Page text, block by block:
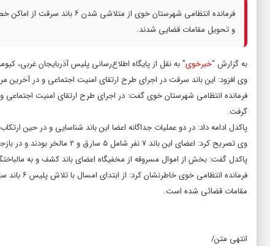
و تحویل مقامات قضایی شدند.
به گزارش “خبرخوی” به نقل از پایگاه اطلاع‌رسانی پلیس آذربایجان غربی،
وی افزود: این باند سرقت در اجرای طرح ارتقای امنیت اجتماعی و در
فرمانده انتظامی شهرستان خوی گفت: در اجرای طرح ارتقای امنیت
گرفت.
پاکدل ادامه داد: در دو عملیات جداگانه اعضا این باند شناسایی و در حین
وی تصریح کرد: اعضای این باند ۷ نفر شامل ۵ سارق و ۲ مالخر بودند و در بازجویی تخصصی به ۴۰ فقره سرقت از اماکن خصوصی و سیم و کابل برق اعتراف کردند.
پاکدل گفت: بخش از اموال مسروقه از مخفیگاه اعضای باند کشف و به
مقامات قضائی شده است.
انتهی متن/